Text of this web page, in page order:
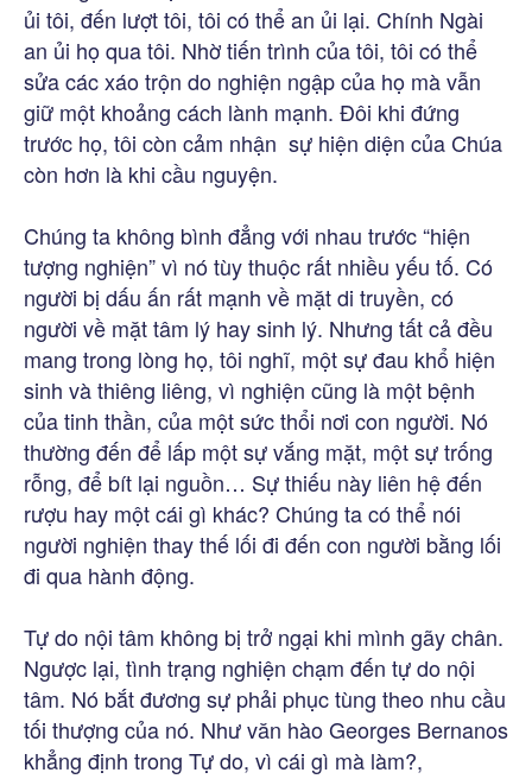
ủi tôi, đến lượt tôi, tôi có thể an ủi lại. Chính Ngài
an ủi họ qua tôi. Nhờ tiến trình của tôi, tôi có thể
sửa các xáo trộn do nghiện ngập của họ mà vẫn
giữ một khoảng cách lành mạnh. Đôi khi đứng
trước họ, tôi còn cảm nhận sự hiện diện của Chúa
còn hơn là khi cầu nguyện.
Chúng ta không bình đẳng với nhau trước “hiện
tượng nghiện” vì nó tùy thuộc rất nhiều yếu tố. Có
người bị dấu ấn rất mạnh về mặt di truyền, có
người về mặt tâm lý hay sinh lý. Nhưng tất cả đều
mang trong lòng họ, tôi nghĩ, một sự đau khổ hiện
sinh và thiêng liêng, vì nghiện cũng là một bệnh
của tinh thần, của một sức thổi nơi con người. Nó
thường đến để lấp một sự vắng mặt, một sự trống
rỗng, để bít lại nguồn… Sự thiếu này liên hệ đến
rượu hay một cái gì khác? Chúng ta có thể nói
người nghiện thay thế lối đi đến con người bằng lối
đi qua hành động.
Tự do nội tâm không bị trở ngại khi mình gãy chân.
Ngược lại, tình trạng nghiện chạm đến tự do nội
tâm. Nó bắt đương sự phải phục tùng theo nhu cầu
tối thượng của nó. Như văn hào Georges Bernanos
khẳng định trong Tự do, vì cái gì mà làm?,